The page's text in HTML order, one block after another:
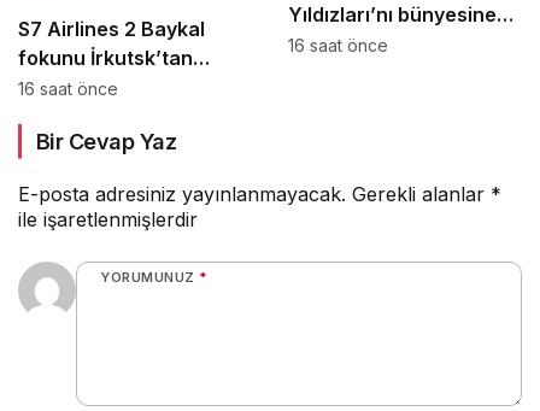
S7 Airlines 2 Baykal
fokunu İrkutsk’tan
Moskova’ya taşıdı
16 saat önce
Yıldızları’nı bünyesine
katıyor
16 saat önce
Bir Cevap Yaz
E-posta adresiniz yayınlanmayacak. Gerekli alanlar *
ile işaretlenmişlerdir
YORUMUNUZ *